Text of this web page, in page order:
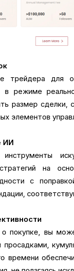
трейдера для
режиме
размер сделки,
элементов
ИИ
на
с
покупке, вы
времени